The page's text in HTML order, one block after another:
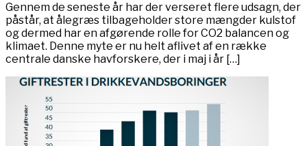
Gennem de seneste år har der verseret flere udsagn, der
påstår, at ålegræs tilbageholder store mængder kulstof
og dermed har en afgørende rolle for CO2 balancen og
klimaet. Denne myte er nu helt aflivet af en række
centrale danske havforskere, der i maj i år […]